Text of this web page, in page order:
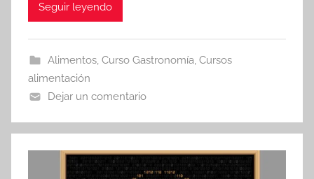
Seguir leyendo
Alimentos, Curso Gastronomía, Cursos
alimentación
Dejar un comentario